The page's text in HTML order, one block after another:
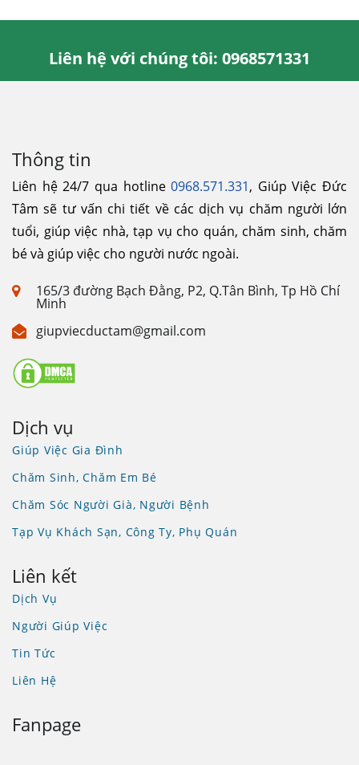
Liên hệ với chúng tôi: 0968571331
Thông tin
Liên hệ 24/7 qua hotline0968.571.331, Giúp Việc Đức
Tâm sẽ tư vấn chi tiết về các dịch vụ chăm người lớn
tuổi, giúp việc nhà, tạp vụ cho quán, chăm sinh, chăm
bé và giúp việc cho người nước ngoài.
165/3 đường Bạch Đằng, P2, Q.Tân Bình, Tp Hồ Chí
Minh
giupviecductam@gmail.com
Dịch vụ
Giúp Việc Gia Đình
Chăm Sinh, Chăm Em Bé
Chăm Sóc Người Già, Người Bệnh
Tạp Vụ Khách Sạn, Công Ty, Phụ Quán
Liên kết
Dịch Vụ
Người Giúp Việc
Tin Tức
Liên Hệ
Fanpage